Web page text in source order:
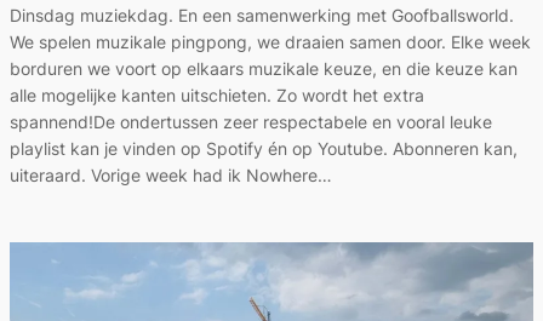
Dinsdag muziekdag. En een samenwerking met Goofballsworld.
We spelen muzikale pingpong, we draaien samen door. Elke week
borduren we voort op elkaars muzikale keuze, en die keuze kan
alle mogelijke kanten uitschieten. Zo wordt het extra
spannend!De ondertussen zeer respectabele en vooral leuke
playlist kan je vinden op Spotify én op Youtube. Abonneren kan,
uiteraard. Vorige week had ik Nowhere…